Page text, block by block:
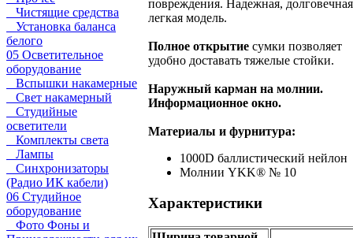
Чистящие средства
Установка баланса
белого
05 Осветительное
оборудование
Вспышки накамерные
Свет накамерный
Студийные
осветители
Комплекты света
Лампы
Синхронизаторы
(Радио ИК кабели)
06 Студийное
оборудование
Фото Фоны и
повреждения. Надежная,
легкая модель.
Полное открытие сумки позволяет
удобно доставать тяжелые стойки.
Наружный карман на молнии.
Информационное окно.
Материалы и фурнитура:
1000D баллистический нейлон
Молнии YKK® № 10
Характеристики